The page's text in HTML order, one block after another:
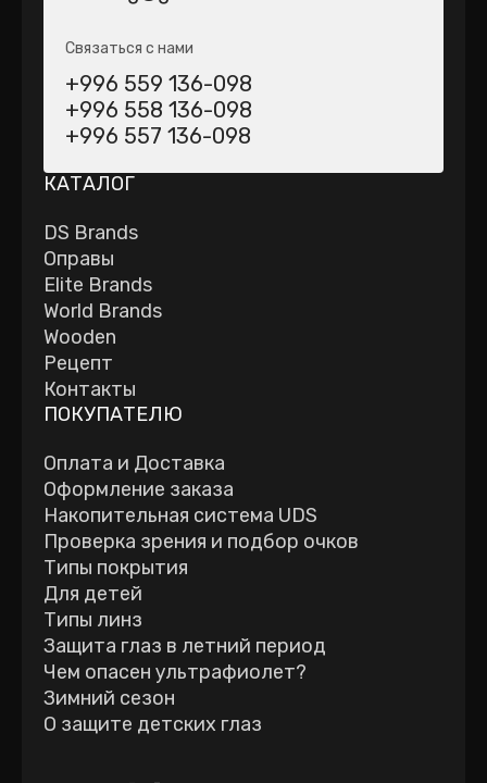
Связаться с нами
+996 559 136-098
+996 558 136-098
+996 557 136-098
КАТАЛОГ
DS Brands
Оправы
Elite Brands
World Brands
Wooden
Рецепт
Контакты
ПОКУПАТЕЛЮ
Оплата и Доставка
Оформление заказа
Накопительная система UDS
Проверка зрения и подбор очков
Типы покрытия
Для детей
Типы линз
Защита глаз в летний период
Чем опасен ультрафиолет?
Зимний сезон
О защите детских глаз